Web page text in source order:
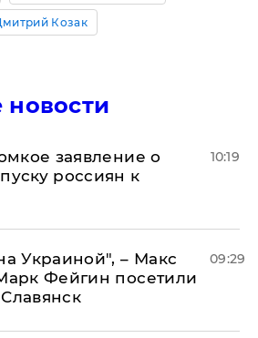
Козак
новости
заявление о
россиян к
10:19
Украиной", – Макс
Фейгин посетили
09:29